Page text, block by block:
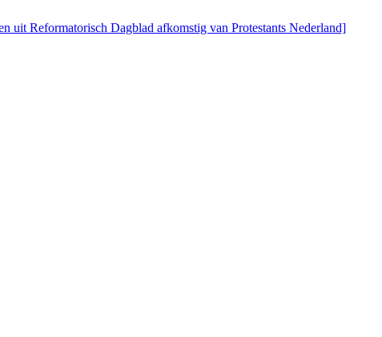
uit Reformatorisch Dagblad afkomstig van Protestants Nederland]